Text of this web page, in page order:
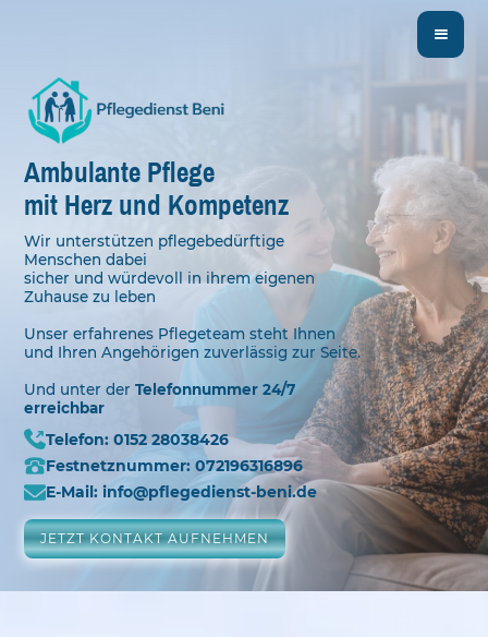
Ambulante Pflege
mit Herz und Kompetenz
Wir unterstützen pflegebedürftige
Menschen dabei
sicher und würdevoll in ihrem eigenen
Zuhause zu leben
Unser erfahrenes Pflegeteam steht Ihnen
und Ihren Angehörigen zuverlässig zur Seite.
Und unter derTelefonnummer 24/7
erreichbar
Telefon: 0152 28038426
Festnetznummer: 072196316896
E-Mail: info@pflegedienst-beni.de
JETZT KONTAKT AUFNEHMEN